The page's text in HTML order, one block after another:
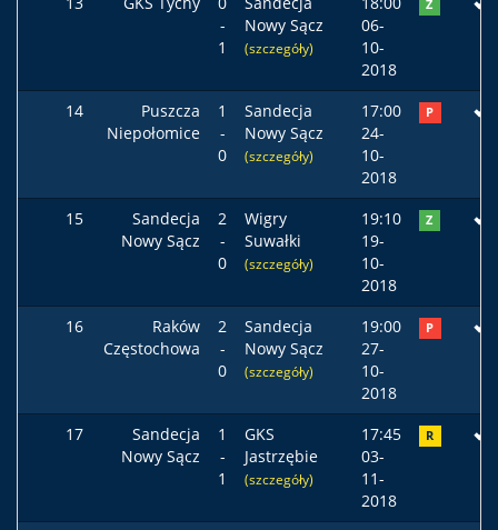
-
1
Nowy Sącz
(szczegóły)
06-
10-
2018
Z
14
Puszcza
Niepołomice
1
-
0
Sandecja
Nowy Sącz
(szczegóły)
17:00
24-
10-
2018
P
15
Sandecja
Nowy Sącz
2
-
0
Wigry
Suwałki
(szczegóły)
19:10
19-
10-
2018
Z
16
Raków
Częstochowa
2
-
0
Sandecja
Nowy Sącz
(szczegóły)
19:00
27-
10-
2018
P
17
Sandecja
Nowy Sącz
1
-
1
GKS
Jastrzębie
(szczegóły)
17:45
03-
11-
2018
R